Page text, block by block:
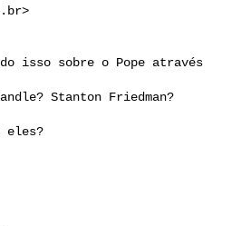
>
isso sobre o Pope através
Stanton Friedman?
eles?